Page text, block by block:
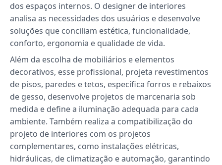
dos espaços internos. O designer de interiores
analisa as necessidades dos usuários e desenvolve
soluções que conciliam estética, funcionalidade,
conforto, ergonomia e qualidade de vida.
Além da escolha de mobiliários e elementos
decorativos, esse profissional, projeta revestimentos
de pisos, paredes e tetos, específica forros e rebaixos
de gesso, desenvolve projetos de marcenaria sob
medida e define a iluminação adequada para cada
ambiente. Também realiza a compatibilização do
projeto de interiores com os projetos
complementares, como instalações elétricas,
hidráulicas, de climatização e automação, garantindo